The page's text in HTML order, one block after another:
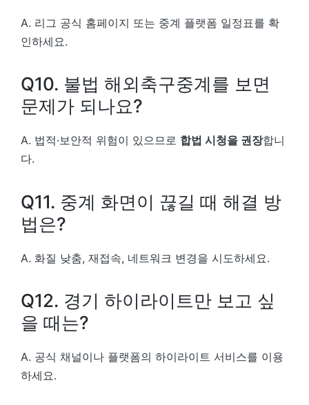
A. 리그 공식 홈페이지 또는 중계 플랫폼 일정표를 확
인하세요.
Q10. 불법 해외축구중계를 보면
문제가 되나요?
A. 법적·보안적 위험이 있으므로 합법 시청을 권장합니
다.
Q11. 중계 화면이 끊길 때 해결 방
법은?
A. 화질 낮춤, 재접속, 네트워크 변경을 시도하세요.
Q12. 경기 하이라이트만 보고 싶
을 때는?
A. 공식 채널이나 플랫폼의 하이라이트 서비스를 이용
하세요.